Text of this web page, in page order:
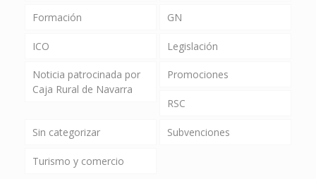
Formación GN
ICO Legislación
Noticia patrocinada por
Caja Rural de Navarra
Promociones
RSC
Sin categorizar Subvenciones
Turismo y comercio